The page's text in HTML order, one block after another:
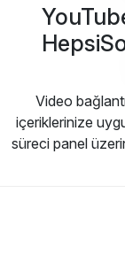
Video
içeriklerinize
süreci panel